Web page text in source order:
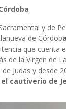
y de
de Córdoba
que cuenta
de la Virgen de
Judas y desde
cautiverio de